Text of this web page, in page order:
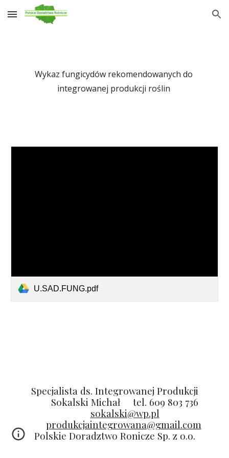
Skip to main content Skip to navigation
Wykaz fungicydów rekomendowanych do
integrowanej produkcji roślin
U.SAD.FUNG.pdf
Specjalista ds. Integrowanej Produkcji
Sokalski Michał
tel. 609 803 736
sokalski@wp.pl
produkcjaintegrowana@gmail.com
Polskie Doradztwo Ronicze Sp. z o.o.